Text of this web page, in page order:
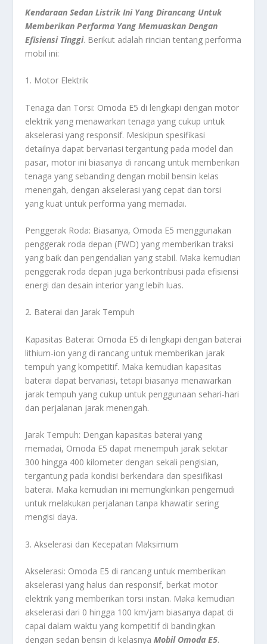
Kendaraan Sedan Listrik Ini Yang Dirancang Untuk
Memberikan Performa Yang Memuaskan Dengan
Efisiensi Tinggi. Berikut adalah rincian tentang performa
mobil ini:
1. Motor Elektrik
Tenaga dan Torsi: Omoda E5 di lengkapi dengan motor
elektrik yang menawarkan tenaga yang cukup untuk
akselerasi yang responsif. Meskipun spesifikasi
detailnya dapat bervariasi tergantung pada model dan
pasar, motor ini biasanya di rancang untuk memberikan
tenaga yang sebanding dengan mobil bensin kelas
menengah, dengan akselerasi yang cepat dan torsi
yang kuat untuk performa yang memadai.
Penggerak Roda: Biasanya, Omoda E5 menggunakan
penggerak roda depan (FWD) yang memberikan traksi
yang baik dan pengendalian yang stabil. Maka kemudian
penggerak roda depan juga berkontribusi pada efisiensi
energi dan desain interior yang lebih luas.
2. Baterai dan Jarak Tempuh
Kapasitas Baterai: Omoda E5 di lengkapi dengan baterai
lithium-ion yang di rancang untuk memberikan jarak
tempuh yang kompetitif. Maka kemudian kapasitas
baterai dapat bervariasi, tetapi biasanya menawarkan
jarak tempuh yang cukup untuk penggunaan sehari-hari
dan perjalanan jarak menengah.
Jarak Tempuh: Dengan kapasitas baterai yang
memadai, Omoda E5 dapat menempuh jarak sekitar
300 hingga 400 kilometer dengan sekali pengisian,
tergantung pada kondisi berkendara dan spesifikasi
baterai. Maka kemudian ini memungkinkan pengemudi
untuk melakukan perjalanan tanpa khawatir sering
mengisi daya.
3. Akselerasi dan Kecepatan Maksimum
Akselerasi: Omoda E5 di rancang untuk memberikan
akselerasi yang halus dan responsif, berkat motor
elektrik yang memberikan torsi instan. Maka kemudian
akselerasi dari 0 hingga 100 km/jam biasanya dapat di
capai dalam waktu yang kompetitif di bandingkan
dengan sedan bensin di kelasnya Mobil Omoda E5.